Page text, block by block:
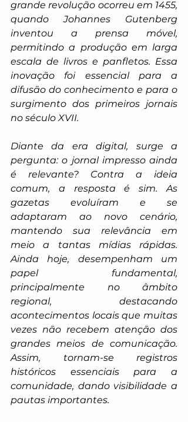
grande revolução ocorreu em 1455,
quando Johannes Gutenberg
inventou a prensa móvel,
permitindo a produção em larga
escala de livros e panfletos. Essa
inovação foi essencial para a
difusão do conhecimento e para o
surgimento dos primeiros jornais
no século XVII.
Diante da era digital, surge a
pergunta: o jornal impresso ainda
é relevante? Contra a ideia
comum, a resposta é sim. As
gazetas evoluíram e se
adaptaram ao novo cenário,
mantendo sua relevância em
meio a tantas mídias rápidas.
Ainda hoje, desempenham um
papel fundamental,
principalmente no âmbito
regional, destacando
acontecimentos locais que muitas
vezes não recebem atenção dos
grandes meios de comunicação.
Assim, tornam-se registros
históricos essenciais para a
comunidade, dando visibilidade a
pautas importantes.